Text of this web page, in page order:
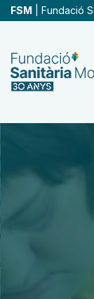
Vés
al
FSM | Fundació